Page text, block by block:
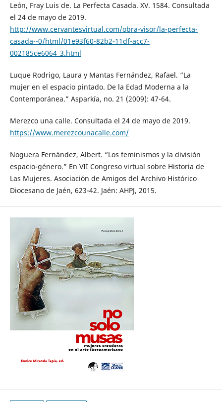
León, Fray Luis de. La Perfecta Casada. XV. 1584. Consultada
el 24 de mayo de 2019.
http://www.cervantesvirtual.com/obra-visor/la-perfecta-
casada--0/html/01e93f60-82b2-11df-acc7-
002185ce6064_3.html
Luque Rodrigo, Laura y Mantas Fernández, Rafael. “La
mujer en el espacio pintado. De la Edad Moderna a la
Contemporánea.” Asparkía, no. 21 (2009): 47-64.
Merezco una calle. Consultada el 24 de mayo de 2019.
https://www.merezcounacalle.com/
Noguera Fernández, Albert. “Los feminismos y la división
espacio-género.” En VII Congreso virtual sobre Historia de
Las Mujeres. Asociación de Amigos del Archivo Histórico
Diocesano de Jaén, 623-42. Jaén: AHPJ, 2015.